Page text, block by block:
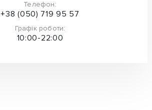
Телефон:
+38 (050) 719 95 57
Графік роботи:
10:00-22:00